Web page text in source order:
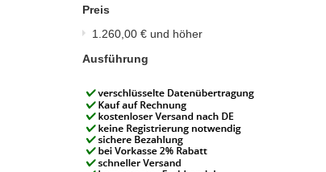
Artikel
Preis
1.260,00 € und höher
Ausführung